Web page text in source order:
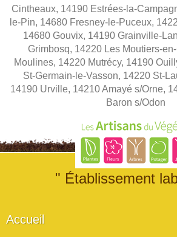
Cintheaux, 14190 Estrées-la-
le-Pin, 14680 Fresney-le-Puceux,
14680 Gouvix, 14190 Grainville-
Grimbosq, 14220 Les Moutiers-
Moulines, 14220 Mutrécy, 14190
St-Germain-le-Vasson, 14220 St-
14190 Urville, 14210 Amayé s/Orne,
Baron s/Odon
" Établissement
Accueil